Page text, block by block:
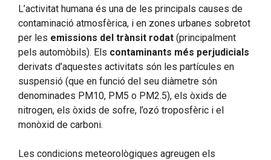
L’activitat humana és una de les principals causes de
contaminació atmosfèrica, i en zones urbanes sobretot
per les emissions del trànsit rodat (principalment
pels automòbils). Els contaminants més perjudicials
derivats d’aquestes activitats són les partícules en
suspensió (que en funció del seu diàmetre són
denominades PM10, PM5 o PM2.5), els òxids de
nitrogen, els òxids de sofre, l’ozó troposfèric i el
monòxid de carboni.
Les condicions meteorològiques agreugen els